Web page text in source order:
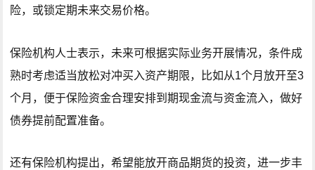
险，或锁定期未来交易价格。
保险机构人士表示，未来可根据实际业务开展情况，条件成
熟时考虑适当放松对冲买入资产期限，比如从1个月放开至3
个月，便于保险资金合理安排到期现金流与资金流入，做好
债券提前配置准备。
还有保险机构提出，希望能放开商品期货的投资，进一步丰